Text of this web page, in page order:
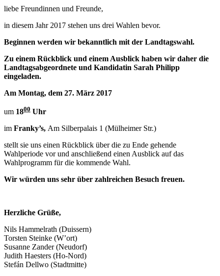
liebe Freundinnen und Freunde,
in diesem Jahr 2017 stehen uns drei Wahlen bevor.
Beginnen werden wir bekanntlich mit der Landtagswahl.
Zu einem Rückblick und einem Ausblick haben wir daher die
Landtagsabgeordnete und Kandidatin Sarah Philipp
eingeladen.
Am Montag, dem 27. März 2017
um 1800 Uhr
im Franky’s, Am Silberpalais 1 (Mülheimer Str.)
stellt sie uns einen Rückblick über die zu Ende gehende
Wahlperiode vor und anschließend einen Ausblick auf das
Wahlprogramm für die kommende Wahl.
Wir würden uns sehr über zahlreichen Besuch freuen.
Herzliche Grüße,
Nils Hammelrath (Duissern)
Torsten Steinke (W’ort)
Susanne Zander (Neudorf)
Judith Haesters (Ho-Nord)
Stefán Dellwo (Stadtmitte)